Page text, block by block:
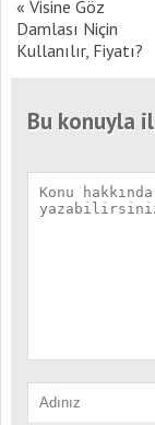
« Visine Göz
Damlası Niçin
Kullanılır, Fiyatı?
Bu konuyla